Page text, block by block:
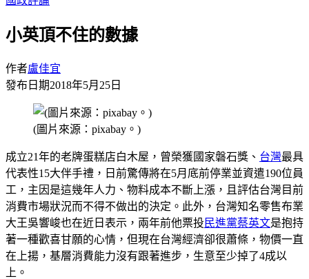
小英頂不住的數據
作者盧佳宜
發布日期2018年5月25日
(圖片來源：pixabay。)
成立21年的老牌蛋糕店白木屋，曾榮獲國家磐石獎、 台灣最具
代表性15大伴手禮，日前驚傳將在5月底前停業並資遣190位員
工，主因是這幾年人力、物料成本不斷上漲，且評估台灣目前
消費市場狀況而不得不做出的決定。此外，台灣知名零售布業
大王吳響峻也在近日表示，兩年前他票投 民進黨蔡英文是抱持
著一種歡喜甘願的心情，但現在台灣經濟卻很蕭條，物價一直
在上揚，基層消費能力沒有跟著進步，生意至少掉了4成以
上。